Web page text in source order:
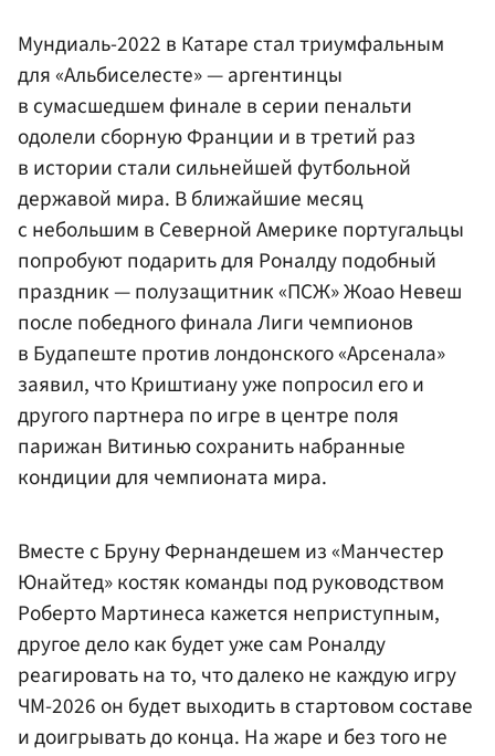
Мундиаль-2022 в Катаре стал триумфальным
для «Альбиселесте» — аргентинцы
в сумасшедшем финале в серии пенальти
одолели сборную Франции и в третий раз
в истории стали сильнейшей футбольной
державой мира. В ближайшие месяц
с небольшим в Северной Америке португальцы
попробуют подарить для Роналду подобный
праздник — полузащитник «ПСЖ» Жоао Невеш
после победного финала Лиги чемпионов
в Будапеште против лондонского «Арсенала»
заявил, что Криштиану уже попросил его и
другого партнера по игре в центре поля
парижан Витинью сохранить набранные
кондиции для чемпионата мира.
Вместе с Бруну Фернандешем из «Манчестер
Юнайтед» костяк команды под руководством
Роберто Мартинеса кажется неприступным,
другое дело как будет уже сам Роналду
реагировать на то, что далеко не каждую игру
ЧМ-2026 он будет выходить в стартовом составе
и доигрывать до конца. На жаре и без того не